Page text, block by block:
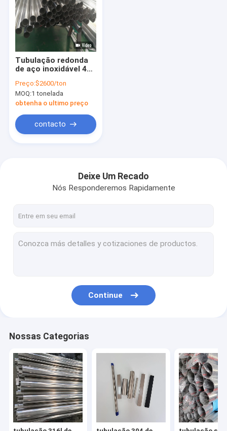
Tubulação redonda
de aço inoxidável 402
201 tubo de 410s 430
20mm 9mm 304
Preço:$2600/ton
MOQ:1 tonelada
obtenha o ultimo preço
contacto
Deixe Um Recado
Nós Responderemos Rapidamente
Continue
Nossas Categorias